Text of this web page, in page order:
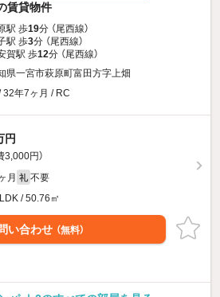
賃貸物件
駅 歩19分 （尾西線）
駅 歩3分 （尾西線）
賀駅 歩12分 （尾西線）
県一宮市萩原町富田方字上畑
32年7ヶ月 / RC
円
3,000円）
月 礼 不要
/ 50.76㎡
い合わせ （無料）